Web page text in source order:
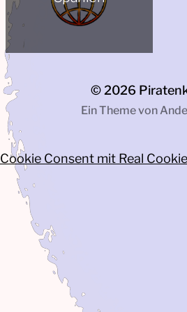
© 2026
Ein Theme von
Cookie Consent mit Real